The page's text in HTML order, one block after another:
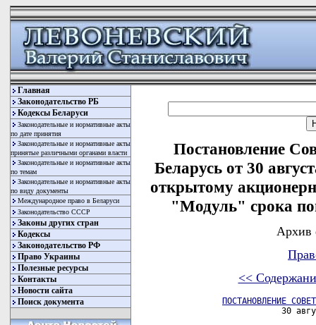
Главная
Законодательство РБ
Кодексы Беларуси
Законодательные и нормативные акты
по дате принятия
Законодательные и нормативные акты
принятые различными органами власти
Законодательные и нормативные акты
по темам
Законодательные и нормативные акты
по виду документы
Международное право в Беларуси
Законодательство СССР
Законы других стран
Кодексы
Законодательство РФ
Право Украины
Полезные ресурсы
Контакты
Новости сайта
Поиск документа
Постановление
Беларусь от 30
открытому
"Модуль" срока
Архив
<<
ПОСТАНОВЛЕНИЕ
30